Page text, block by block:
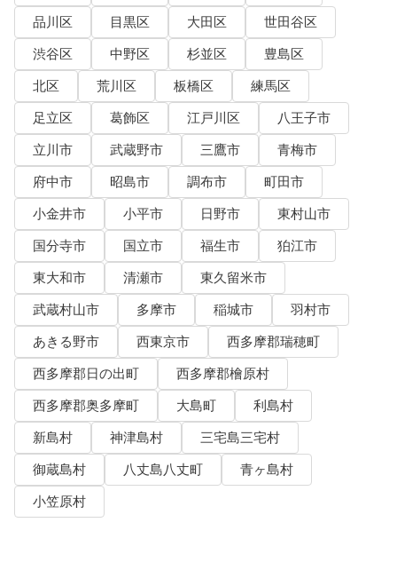
品川区
目黒区 大田区
世田谷区
渋谷区
中野区 杉並区
豊島区
北区
荒川区 板橋区
練馬区
足立区
葛飾区 江戸川区
八王子市
立川市
武蔵野市 三鷹市
青梅市
府中市
昭島市 調布市
町田市
小金井市
小平市 日野市
東村山市
国分寺市
国立市 福生市
狛江市
東大和市
清瀬市
東久留米市
武蔵村山市
多摩市 稲城市
羽村市
あきる野市
西東京市
西多摩郡瑞穂町
西多摩郡日の出町
西多摩郡檜原村
西多摩郡奥多摩町
大島町
利島村
新島村
神津島村
三宅島三宅村
御蔵島村
八丈島八丈町
青ヶ島村
小笠原村